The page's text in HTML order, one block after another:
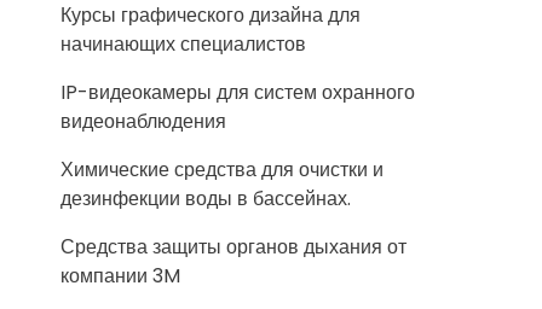
Курсы графического дизайна для
начинающих специалистов
IP-видеокамеры для систем охранного
видеонаблюдения
Химические средства для очистки и
дезинфекции воды в бассейнах.
Средства защиты органов дыхания от
компании 3M